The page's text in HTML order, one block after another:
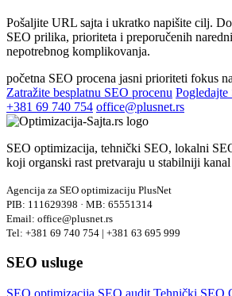
Pošaljite URL sajta i ukratko napišite cilj.
SEO prilika, prioriteta i preporučenih
nepotrebnog komplikovanja.
početna SEO procena jasni prioriteti fokus
Zatražite besplatnu SEO procenu Pogledajte
+381 69 740 754 office@plusnet.rs
SEO optimizacija, tehnički SEO, lokalni
koji organski rast pretvaraju u stabilniji
Agencija za SEO optimizaciju PlusNet
PIB: 111629398 · MB: 65551314
Email: office@plusnet.rs
Tel: +381 69 740 754 | +381 63 695 999
SEO usluge
SEO optimizacija SEO audit Tehnički SEO